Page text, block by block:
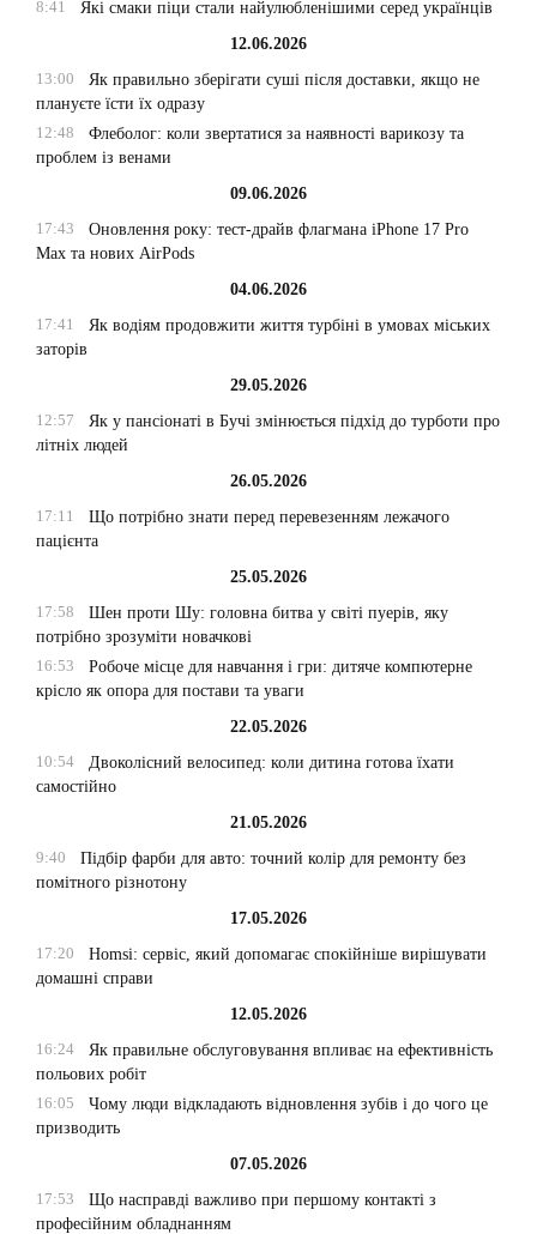
8:41
Які смаки піци стали найулюбленішими серед українців
12.06.2026
13:00
Як правильно зберігати суші після доставки, якщо не
плануєте їсти їх одразу
12:48
Флеболог: коли звертатися за наявності варикозу та
проблем із венами
09.06.2026
17:43
Оновлення року: тест-драйв флагмана iPhone 17 Pro
Max та нових AirPods
04.06.2026
17:41
Як водіям продовжити життя турбіні в умовах міських
заторів
29.05.2026
12:57
Як у пансіонаті в Бучі змінюється підхід до турботи про
літніх людей
26.05.2026
17:11
Що потрібно знати перед перевезенням лежачого
пацієнта
25.05.2026
17:58
Шен проти Шу: головна битва у світі пуерів, яку
потрібно зрозуміти новачкові
16:53
Робоче місце для навчання і гри: дитяче компютерне
крісло як опора для постави та уваги
22.05.2026
10:54
Двоколісний велосипед: коли дитина готова їхати
самостійно
21.05.2026
9:40
Підбір фарби для авто: точний колір для ремонту без
помітного різнотону
17.05.2026
17:20
Homsi: сервіс, який допомагає спокійніше вирішувати
домашні справи
12.05.2026
16:24
Як правильне обслуговування впливає на ефективність
польових робіт
16:05
Чому люди відкладають відновлення зубів і до чого це
призводить
07.05.2026
17:53
Що насправді важливо при першому контакті з
професійним обладнанням